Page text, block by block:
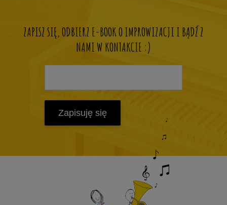
ZAPISZ SIĘ, ODBIERZ E-BOOK O IMPROWIZACJI I BĄDŹ Z
NAMI W KONTAKCIE :)
Zapisuję się